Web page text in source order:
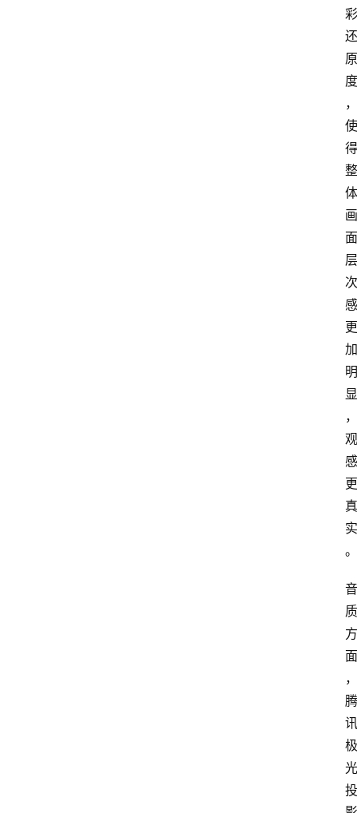
彩
还
原
度
，
使
得
整
体
画
面
层
次
感
更
加
明
显
，
观
感
更
真
实
。
音
质
方
面
，
腾
讯
极
光
投